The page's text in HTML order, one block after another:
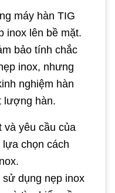
máy hàn TIG
inox lên bề mặt.
bảo tính chắc
inox, nhưng
nghiệm hàn
lượng hàn.
và yêu cầu của
chọn cách
sử dụng nẹp inox